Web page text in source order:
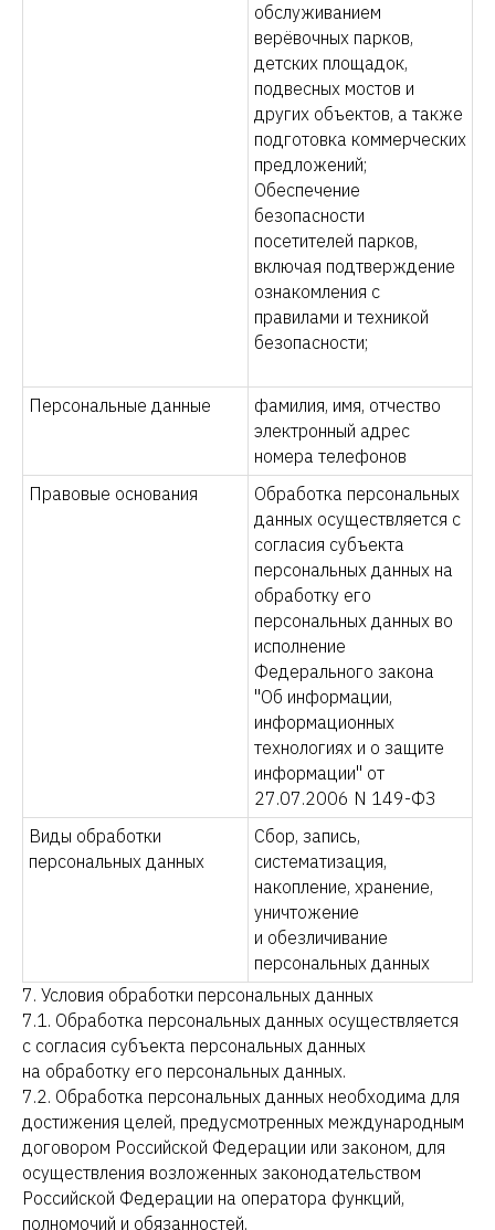
обслуживанием
верёвочных парков,
детских площадок,
подвесных мостов и
других объектов, а также
подготовка коммерческих
предложений;
Обеспечение
безопасности
посетителей парков,
включая подтверждение
ознакомления с
правилами и техникой
безопасности;
Персональные данные
фамилия, имя, отчество
электронный адрес
номера телефонов
Правовые основания
Обработка персональных
данных осуществляется с
согласия субъекта
персональных данных на
обработку его
персональных данных во
исполнение
Федерального закона
"Об информации,
информационных
технологиях и о защите
информации" от
27.07.2006 N 149-ФЗ
Виды обработки
персональных данных
Сбор, запись,
систематизация,
накопление, хранение,
уничтожение
и обезличивание
персональных данных
7. Условия обработки персональных данных
7.1. Обработка персональных данных осуществляется
с согласия субъекта персональных данных
на обработку его персональных данных.
7.2. Обработка персональных данных необходима для
достижения целей, предусмотренных международным
договором Российской Федерации или законом, для
осуществления возложенных законодательством
Российской Федерации на оператора функций,
полномочий и обязанностей.